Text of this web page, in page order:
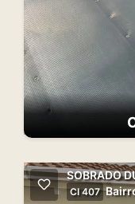
SOBRADO
CI 407